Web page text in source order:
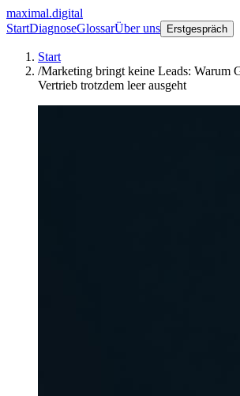
maximal.digital
StartDiagnoseGlossarÜber uns Erstgespräch
Start
/Marketing bringt keine Leads: Warum
Vertrieb trotzdem leer ausgeht